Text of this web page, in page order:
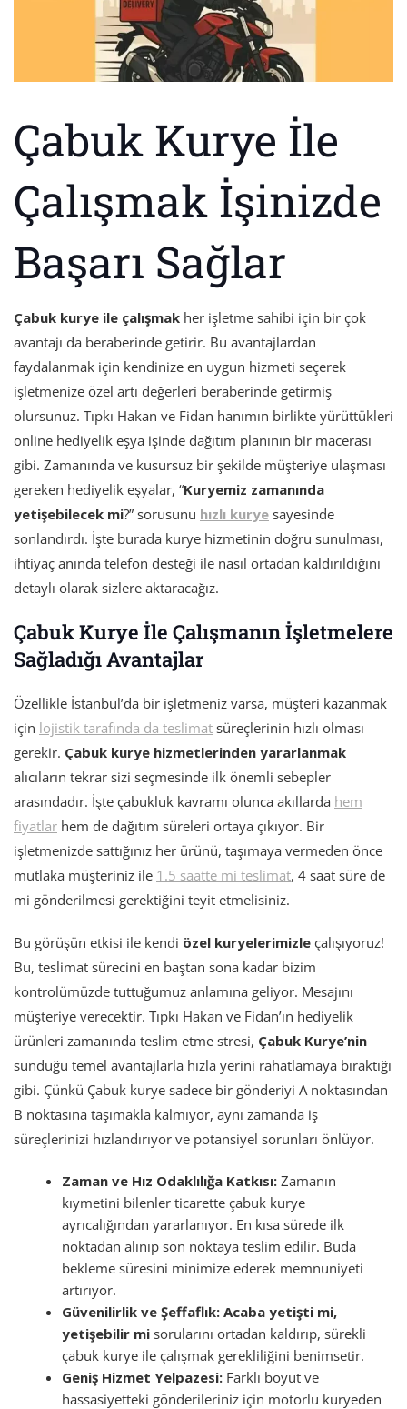
Çabuk Kurye İle
Çalışmak İşinizde
Başarı Sağlar
Çabuk kurye ile çalışmak her işletme sahibi için bir çok
avantajı da beraberinde getirir. Bu avantajlardan
faydalanmak için kendinize en uygun hizmeti seçerek
işletmenize özel artı değerleri beraberinde getirmiş
olursunuz. Tıpkı Hakan ve Fidan hanımın birlikte yürüttükleri
online hediyelik eşya işinde dağıtım planının bir macerası
gibi. Zamanında ve kusursuz bir şekilde müşteriye ulaşması
gereken hediyelik eşyalar, “Kuryemiz zamanında
yetişebilecek mi?” sorusunu hızlı kurye sayesinde
sonlandırdı. İşte burada kurye hizmetinin doğru sunulması,
ihtiyaç anında telefon desteği ile nasıl ortadan kaldırıldığını
detaylı olarak sizlere aktaracağız.
Çabuk Kurye İle Çalışmanın İşletmelere
Sağladığı Avantajlar
Özellikle İstanbul’da bir işletmeniz varsa, müşteri kazanmak
için lojistik tarafında da teslimat süreçlerinin hızlı olması
gerekir. Çabuk kurye hizmetlerinden yararlanmak
alıcıların tekrar sizi seçmesinde ilk önemli sebepler
arasındadır. İşte çabukluk kavramı olunca akıllarda hem
fiyatlar hem de dağıtım süreleri ortaya çıkıyor. Bir
işletmenizde sattığınız her ürünü, taşımaya vermeden önce
mutlaka müşteriniz ile 1.5 saatte mi teslimat, 4 saat süre de
mi gönderilmesi gerektiğini teyit etmelisiniz.
Bu görüşün etkisi ile kendi özel kuryelerimizle çalışıyoruz!
Bu, teslimat sürecini en baştan sona kadar bizim
kontrolümüzde tuttuğumuz anlamına geliyor. Mesajını
müşteriye verecektir. Tıpkı Hakan ve Fidan’ın hediyelik
ürünleri zamanında teslim etme stresi, Çabuk Kurye’nin
sunduğu temel avantajlarla hızla yerini rahatlamaya bıraktığı
gibi. Çünkü Çabuk kurye sadece bir gönderiyi A noktasından
B noktasına taşımakla kalmıyor, aynı zamanda iş
süreçlerinizi hızlandırıyor ve potansiyel sorunları önlüyor.
Zaman ve Hız Odaklılığa Katkısı: Zamanın
kıymetini bilenler ticarette çabuk kurye
ayrıcalığından yararlanıyor. En kısa sürede ilk
noktadan alınıp son noktaya teslim edilir. Buda
bekleme süresini minimize ederek memnuniyeti
artırıyor.
Güvenilirlik ve Şeffaflık: Acaba yetişti mi,
yetişebilir mi sorularını ortadan kaldırıp, sürekli
çabuk kurye ile çalışmak gerekliliğini benimsetir.
Geniş Hizmet Yelpazesi: Farklı boyut ve
hassasiyetteki gönderileriniz için motorlu kuryeden